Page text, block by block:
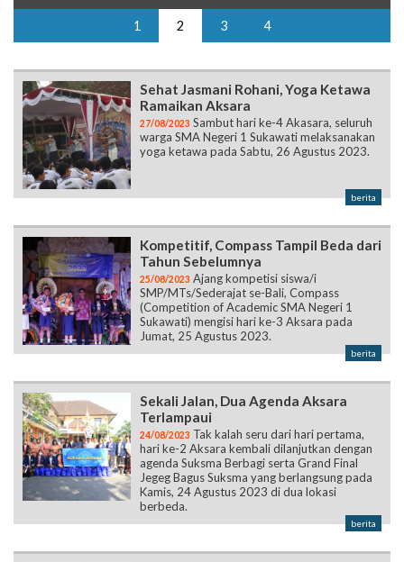
1 2 3 4
Sehat Jasmani Rohani, Yoga Ketawa
Ramaikan Aksara
27/08/2023 Sambut hari ke-4 Akasara, seluruh
warga SMA Negeri 1 Sukawati melaksanakan
yoga ketawa pada Sabtu, 26 Agustus 2023.
berita
Kompetitif, Compass Tampil Beda dari
Tahun Sebelumnya
25/08/2023 Ajang kompetisi siswa/i
SMP/MTs/Sederajat se-Bali, Compass
(Competition of Academic SMA Negeri 1
Sukawati) mengisi hari ke-3 Aksara pada
Jumat, 25 Agustus 2023.
berita
Sekali Jalan, Dua Agenda Aksara
Terlampaui
24/08/2023 Tak kalah seru dari hari pertama,
hari ke-2 Aksara kembali dilanjutkan dengan
agenda Suksma Berbagi serta Grand Final
Jegeg Bagus Suksma yang berlangsung pada
Kamis, 24 Agustus 2023 di dua lokasi
berbeda.
berita